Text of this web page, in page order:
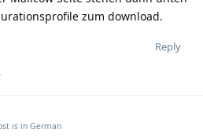
zum download.
Reply
.
is in German